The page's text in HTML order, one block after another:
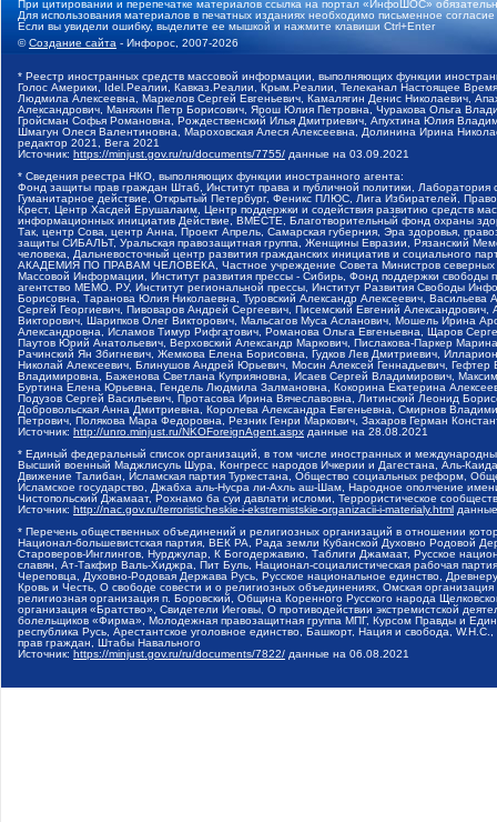
При цитировании и перепечатке материалов ссылка на портал «ИнфоШОС»
Для использования материалов в печатных изданиях необходимо письменное
Если вы увидели ошибку, выделите ее мышкой и нажмите клавиши Ctrl+Enter
©Создание сайта - Инфорос, 2007-2026
* Реестр иностранных средств массовой информации, выполняющих функции
Голос Америки, Idel.Реалии, Кавказ.Реалии, Крым.Реалии, Телеканал Настоящее
Людмила Алексеевна, Маркелов Сергей Евгеньевич, Камалягин Денис Николаевич,
Александрович, Маняхин Петр Борисович, Ярош Юлия Петровна, Чуракова Ольга
Гройсман Софья Романовна, Рождественский Илья Дмитриевич, Апухтина Юлия
Шмагун Олеся Валентиновна, Мароховская Алеся Алексеевна, Долинина Ирина
редактор 2021, Вега 2021
Источник: https://minjust.gov.ru/ru/documents/7755/ данные на 03.09.2021
* Сведения реестра НКО, выполняющих функции иностранного агента:
Фонд защиты прав граждан Штаб, Институт права и публичной политики,
Гуманитарное действие, Открытый Петербург, Феникс ПЛЮС, Лига Избирателей,
Крест, Центр Хасдей Ерушалаим, Центр поддержки и содействия развитию средств
информационных инициатив Действие, ВМЕСТЕ, Благотворительный фонд охраны
Так, центр Сова, центр Анна, Проект Апрель, Самарская губерния, Эра здоровья,
защиты СИБАЛЬТ, Уральская правозащитная группа, Женщины Евразии, Рязанский
человека, Дальневосточный центр развития гражданских инициатив и социального
АКАДЕМИЯ ПО ПРАВАМ ЧЕЛОВЕКА, Частное учреждение Совета Министров северных
Массовой Информации, Институт развития прессы - Сибирь, Фонд поддержки
агентство МЕМО. РУ, Институт региональной прессы, Институт Развития Свободы
Борисовна, Таранова Юлия Николаевна, Туровский Александр Алексеевич,
Сергей Георгиевич, Пивоваров Андрей Сергеевич, Писемский Евгений
Викторович, Шарипков Олег Викторович, Мальсагов Муса Асланович, Мошель Ирина
Александровна, Исламов Тимур Рифгатович, Романова Ольга Евгеньевна, Щаров
Паутов Юрий Анатольевич, Верховский Александр Маркович, Пислакова-Паркер
Рачинский Ян Збигневич, Жемкова Елена Борисовна, Гудков Лев Дмитриевич,
Николай Алексеевич, Блинушов Андрей Юрьевич, Мосин Алексей Геннадьевич,
Владимировна, Баженова Светлана Куприяновна, Исаев Сергей Владимирович,
Буртина Елена Юрьевна, Гендель Людмила Залмановна, Кокорина Екатерина
Подузов Сергей Васильевич, Протасова Ирина Вячеславовна, Литинский Леонид
Добровольская Анна Дмитриевна, Королева Александра Евгеньевна, Смирнов
Петрович, Полякова Мара Федоровна, Резник Генри Маркович, Захаров Герман
Источник: http://unro.minjust.ru/NKOForeignAgent.aspx данные на 28.08.2021
* Единый федеральный список организаций, в том числе иностранных и
Высший военный Маджлисуль Шура, Конгресс народов Ичкерии и Дагестана, Аль-
Движение Талибан, Исламская партия Туркестана, Общество социальных реформ,
Исламское государство, Джабха аль-Нусра ли-Ахль аш-Шам, Народное ополчение
Чистопольский Джамаат, Рохнамо ба суи давлати исломи, Террористическое
Источник: http://nac.gov.ru/terroristicheskie-i-ekstremistskie-organizacii-i-materialy.html
* Перечень общественных объединений и религиозных организаций в отношении
Национал-большевистская партия, ВЕК РА, Рада земли Кубанской Духовно Родовой
Староверов-Инглингов, Нурджулар, К Богодержавию, Таблиги Джамаат, Русское
славян, Ат-Такфир Валь-Хиджра, Пит Буль, Национал-социалистическая рабочая
Череповца, Духовно-Родовая Держава Русь, Русское национальное единство,
Кровь и Честь, О свободе совести и о религиозных объединениях, Омская
религиозная организация п. Боровский, Община Коренного Русского народа
организация «Братство», Свидетели Иеговы, О противодействии экстремистской
болельщиков «Фирма», Молодежная правозащитная группа МПГ, Курсом Правды и
республика Русь, Арестантское уголовное единство, Башкорт, Нация и свобода,
прав граждан, Штабы Навального
Источник: https://minjust.gov.ru/ru/documents/7822/ данные на 06.08.2021